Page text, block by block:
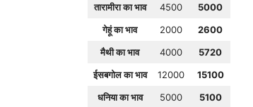
तारामीराका भाव 4500
5000
गेहूंका भाव 2000
2600
मैथी का भाव
4000
5720
ईसबगोल का भाव
12000
15100
धनिया का भाव
5000
5100